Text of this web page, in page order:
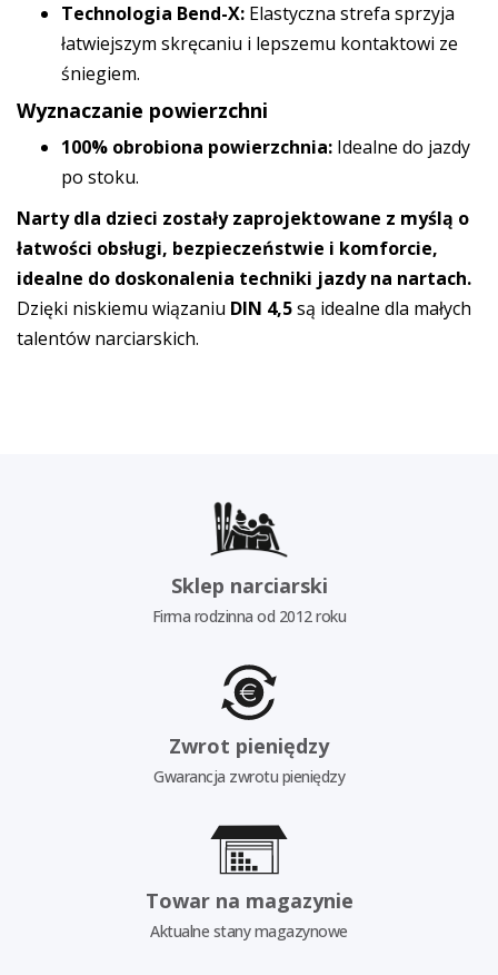
Technologia Bend-X: Elastyczna strefa sprzyja
łatwiejszym skręcaniu i lepszemu kontaktowi ze
śniegiem.
Wyznaczanie powierzchni
100% obrobiona powierzchnia: Idealne do jazdy
po stoku.
Narty dla dzieci zostały zaprojektowane z myślą o
łatwości obsługi, bezpieczeństwie i komforcie,
idealne do doskonalenia techniki jazdy na nartach.
Dzięki niskiemu wiązaniu DIN 4,5są idealne dla małych
talentów narciarskich.
Sklep narciarski
Firma rodzinna od 2012 roku
Zwrot pieniędzy
Gwarancja zwrotu pieniędzy
Towar na magazynie
Aktualne stany magazynowe